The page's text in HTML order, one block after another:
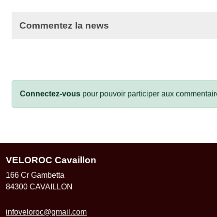
Commentez la news
Connectez-vous pour pouvoir participer aux
VELOROC Cavaillon
166 Cr Gambetta
84300 CAVAILLON
infoveloroc@gmail.com